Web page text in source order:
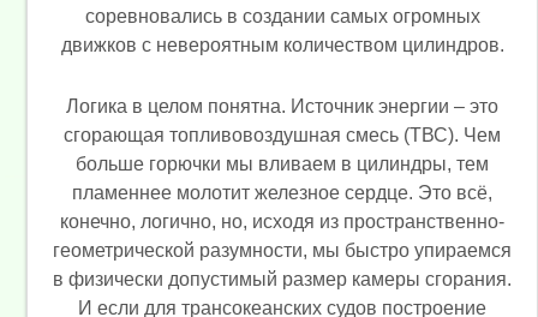
соревновались в создании самых огромных
движков с невероятным количеством цилиндров.
Логика в целом понятна. Источник энергии – это
сгорающая топливовоздушная смесь (ТВС). Чем
больше горючки мы вливаем в цилиндры, тем
пламеннее молотит железное сердце. Это всё,
конечно, логично, но, исходя из пространственно-
геометрической разумности, мы быстро упираемся
в физически допустимый размер камеры сгорания.
И если для трансокеанских судов построение